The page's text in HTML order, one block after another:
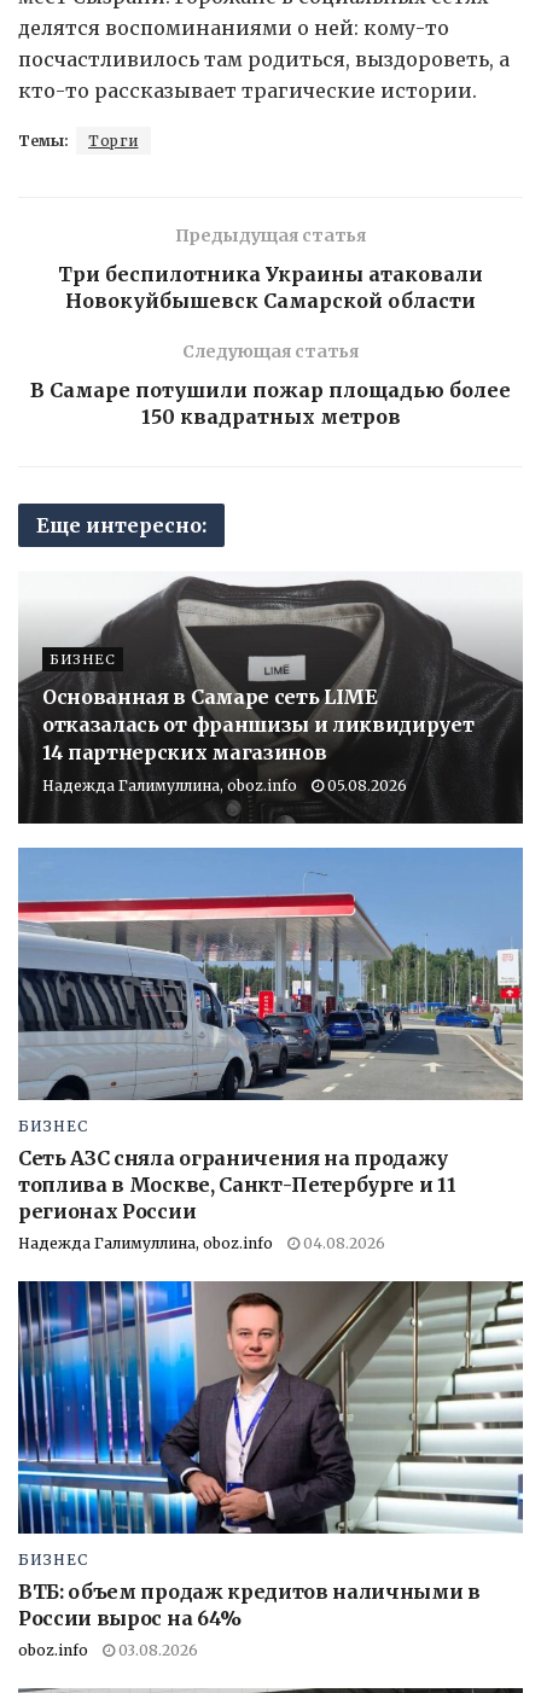
делятся воспоминаниями о ней: кому-то
посчастливилось там родиться, выздороветь, а
кто-то рассказывает трагические истории.
Темы: Торги
Предыдущая статья
Три беспилотника Украины атаковали
Новокуйбышевск Самарской области
Следующая статья
В Самаре потушили пожар площадью более
150 квадратных метров
Еще интересно:
БИЗНЕС
Основанная в Самаре сеть LIME
отказалась от франшизы и ликвидирует
14 партнерских магазинов
Надежда Галимуллина, oboz.info 05.08.2026
БИЗНЕС
Сеть АЗС сняла ограничения на продажу
топлива в Москве, Санкт-Петербурге и 11
регионах России
Надежда Галимуллина, oboz.info 04.08.2026
БИЗНЕС
ВТБ: объем продаж кредитов наличными в
России вырос на 64%
oboz.info 03.08.2026